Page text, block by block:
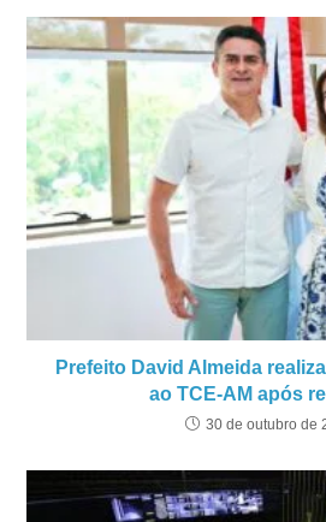
Prefeito David Almeida
ao TCE-AM após
30 de outubro de